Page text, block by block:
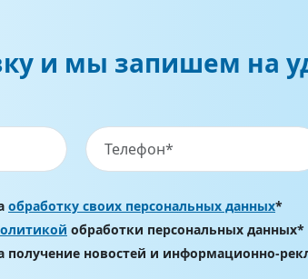
и мы запишем на
обработку своих персональных данных*
обработки персональных данных*
получение новостей и информационно-